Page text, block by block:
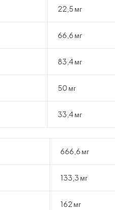
22,5 мг
66,6 мг
83,4 мг
50 мг
33,4 мг
666,6 мг
133,3 мг
162 мг